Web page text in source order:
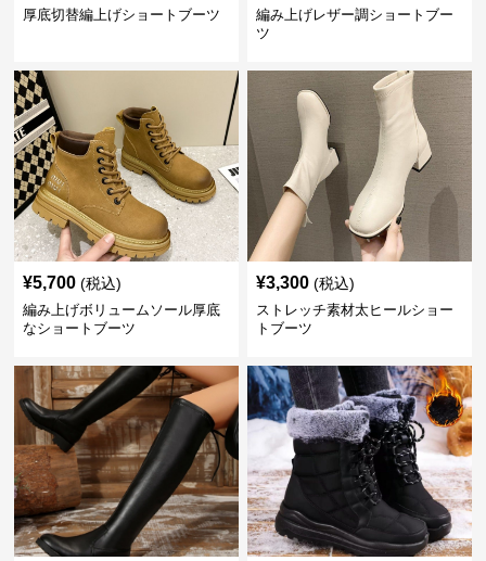
厚底切替編上げショートブーツ
編み上げレザー調ショートブー
ツ
¥5,700 (税込)
編み上げボリュームソール厚底
なショートブーツ
¥3,300 (税込)
ストレッチ素材太ヒールショー
トブーツ